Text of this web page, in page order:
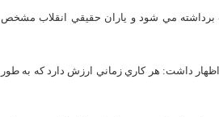
برداشته مي شود و ياران حقيقي انقلاب مشخص
اظهار داشت: هر كاري زماني ارزش دارد كه به طور